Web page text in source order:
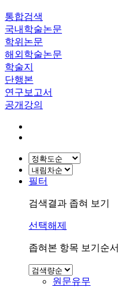
통합검색
국내학술논문
학위논문
해외학술논문
학술지
단행본
연구보고서
공개강의
필터
검색결과 좁혀 보기
선택해제
좁혀본 항목 보기순서
원문유무